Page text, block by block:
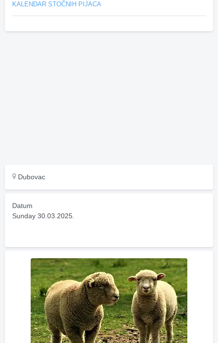
KALENDAR STOČNIH PIJACA
Dubovac
Datum
Sunday 30.03.2025.